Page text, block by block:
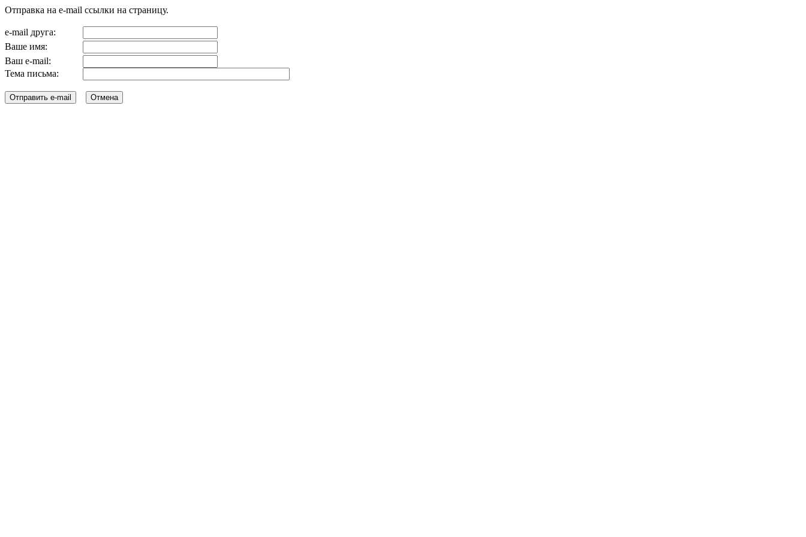
Отправка на e-mail ссылки на страницу.
e-mail друга:
Ваше имя:
Ваш e-mail:
Тема письма: